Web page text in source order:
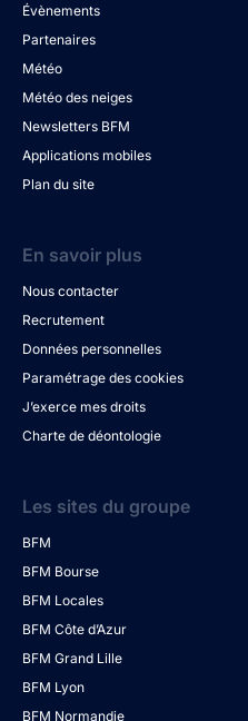
Évènements
Partenaires
Météo
Météo des neiges
Newsletters BFM
Applications mobiles
Plan du site
En savoir plus
Nous contacter
Recrutement
Données personnelles
Paramétrage des cookies
J’exerce mes droits
Charte de déontologie
Les sites du groupe
BFM
BFM Bourse
BFM Locales
BFM Côte d’Azur
BFM Grand Lille
BFM Lyon
BFM Normandie